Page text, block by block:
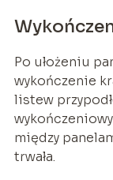
Po ułożeniu
wykończenie
listew
między
trwała.